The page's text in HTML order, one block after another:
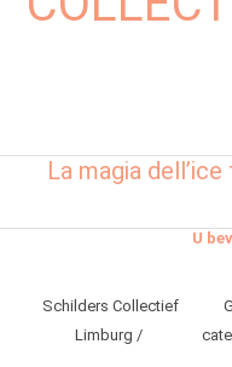
La magia
U
Schilders Collectief
Limburg